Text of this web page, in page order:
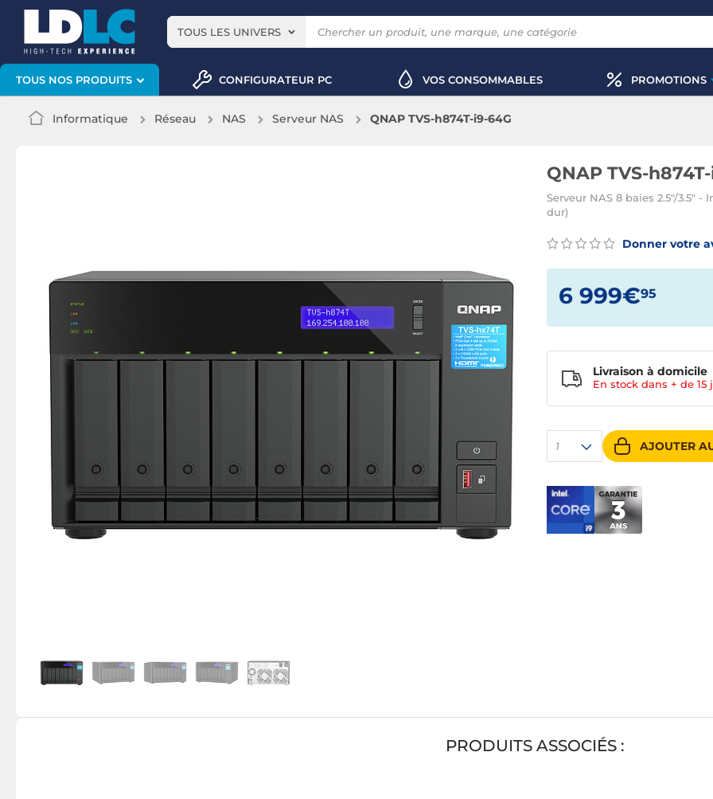
TOUS LES UNIVERS
TOUS NOS PRODUITS CONFIGURATEUR PC VOS CONSOMMABLES PROMOTIONS
Informatique Réseau NAS Serveur NAS QNAP TVS-h874T-i9-64G
QNAP TVS-
Serveur NAS 8 baies 2.5"/3.5" -
dur)
Donner votre
6 999€95
1 AJOUTER
Livraison à domicile
En stock dans + de 15
PRODUITS ASSOCIÉS :